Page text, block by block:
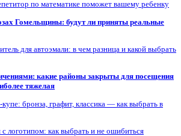
по математике поможет вашему ребенку
Гомельщины: будут ли приняты реальные
для автоэмали: в чем разница и какой выбрать
какие районы закрыты для посещения
тяжелая
бронза, графит, классика — как выбрать в
логотипом: как выбрать и не ошибиться